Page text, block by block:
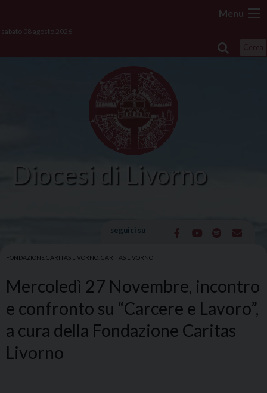
content
Menu
sabato 08 agosto 2026
Diocesi di Livorno
seguici su
FONDAZIONE CARITAS LIVORNO CARITAS LIVORNO
Mercoledì 27 Novembre, incontro
e confronto su “Carcere e Lavoro”,
a cura della Fondazione Caritas
Livorno